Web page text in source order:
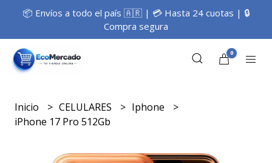
📦 Envíos a todo el país 🇦🇷 | 💳 Hasta 24 cuotas | 🔒
Compra segura
0
Inicio CELULARES
Iphone
iPhone 17 Pro 512Gb